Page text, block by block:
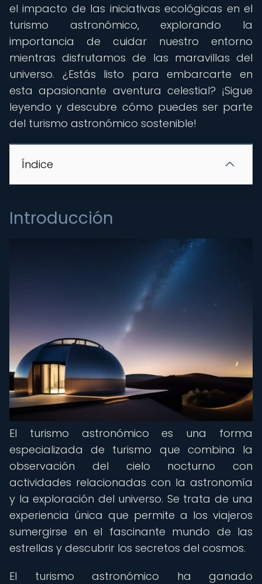
el impacto de las iniciativas ecológicas en el
turismo astronómico, explorando la
importancia de cuidar nuestro entorno
mientras disfrutamos de las maravillas del
universo. ¿Estás listo para embarcarte en
esta apasionante aventura celestial? ¡Sigue
leyendo y descubre cómo puedes ser parte
del turismo astronómico sostenible!
Índice
Introducción
El turismo astronómico es una forma
especializada de turismo que combina la
observación del cielo nocturno con
actividades relacionadas con la astronomía
y la exploración del universo. Se trata de una
experiencia única que permite a los viajeros
sumergirse en el fascinante mundo de las
estrellas y descubrir los secretos del cosmos.
El turismo astronómico ha ganado